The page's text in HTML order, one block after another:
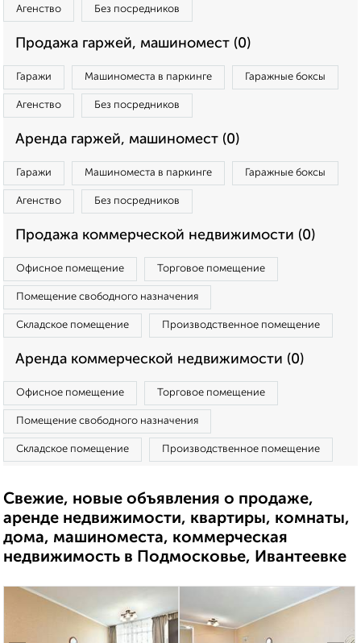
Агенство Без посредников
Продажа гаржей, машиномест (0)
Гаражи Машиноместа в паркинге Гаражные боксы
Агенство Без посредников
Аренда гаржей, машиномест (0)
Гаражи Машиноместа в паркинге Гаражные боксы
Агенство Без посредников
Продажа коммерческой недвижимости (0)
Офисное помещение Торговое помещение
Помещение свободного назначения
Складское помещение Производственное помещение
Аренда коммерческой недвижимости (0)
Офисное помещение Торговое помещение
Помещение свободного назначения
Складское помещение Производственное помещение
Свежие, новые объявления о продаже,
аренде недвижимости, квартиры, комнаты,
дома, машиноместа, коммерческая
недвижимость в Подмосковье, Ивантеевке